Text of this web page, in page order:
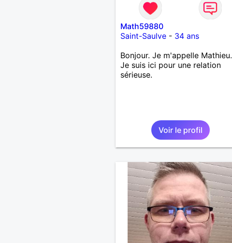
Math59880
Saint-Saulve- 34 ans
Bonjour. Je m'appelle Mathieu.
Je suis ici pour une relation
sérieuse.
Voir le profil